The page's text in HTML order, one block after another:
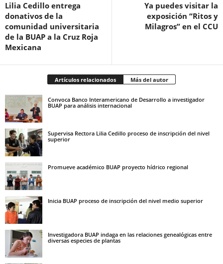
Lilia Cedillo entrega
donativos de la
comunidad universitaria
de la BUAP a la Cruz Roja
Mexicana
Ya puedes visitar la
exposición “Ritos y
Milagros” en el CCU
Artículos relacionados Más del autor
Convoca Banco Interamericano de Desarrollo a investigador
BUAP para análisis internacional
Supervisa Rectora Lilia Cedillo proceso de inscripción del nivel
superior
Promueve académico BUAP proyecto hídrico regional
Inicia BUAP proceso de inscripción del nivel medio superior
Investigadora BUAP indaga en las relaciones genealógicas entre
diversas especies de plantas